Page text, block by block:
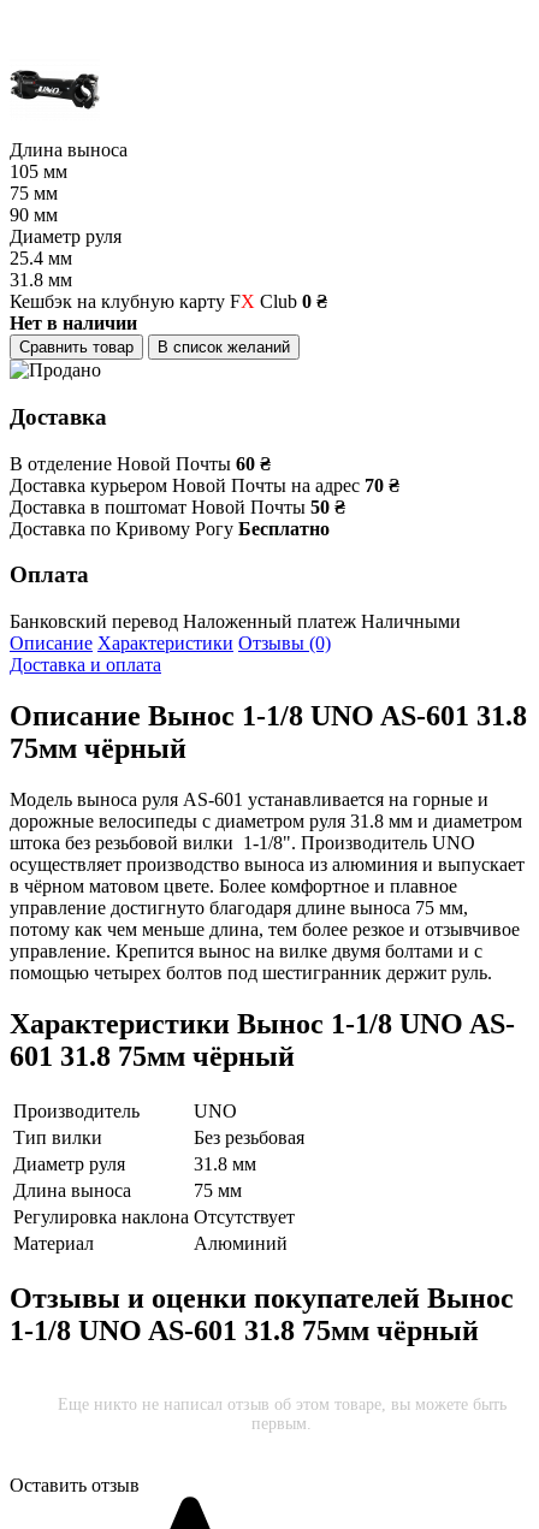
Длина выноса
105 мм
75 мм
90 мм
Диаметр руля
25.4 мм
31.8 мм
Кешбэк на клубную карту FX Club 0 ₴
Нет в наличии
Сравнить товар В список желаний
Доставка
В отделение Новой Почты 60 ₴
Доставка курьером Новой Почты на адрес 70 ₴
Доставка в поштомат Новой Почты 50 ₴
Доставка по Кривому Рогу Бесплатно
Оплата
Банковский перевод Наложенный платеж Наличными
Описание Характеристики Отзывы (0)
Доставка и оплата
Описание Вынос 1-1/8 UNO AS-601 31.8
75мм чёрный
Модель выноса руля AS-601 устанавливается на горные и
дорожные велосипеды с диаметром руля 31.8 мм и диаметром
штока без резьбовой вилки 1-1/8". Производитель UNO
осуществляет производство выноса из алюминия и выпускает
в чёрном матовом цвете. Более комфортное и плавное
управление достигнуто благодаря длине выноса 75 мм,
потому как чем меньше длина, тем более резкое и отзывчивое
управление. Крепится вынос на вилке двумя болтами и с
помощью четырех болтов под шестигранник держит руль.
Характеристики Вынос 1-1/8 UNO AS-
601 31.8 75мм чёрный
Производитель
UNO
Тип вилки
Без резьбовая
Диаметр руля
31.8 мм
Длина выноса
75 мм
Регулировка наклона Отсутствует
Материал
Алюминий
Отзывы и оценки покупателей Вынос
1-1/8 UNO AS-601 31.8 75мм чёрный
Еще никто не написал отзыв об этом товаре, вы можете быть
первым.
Оставить отзыв